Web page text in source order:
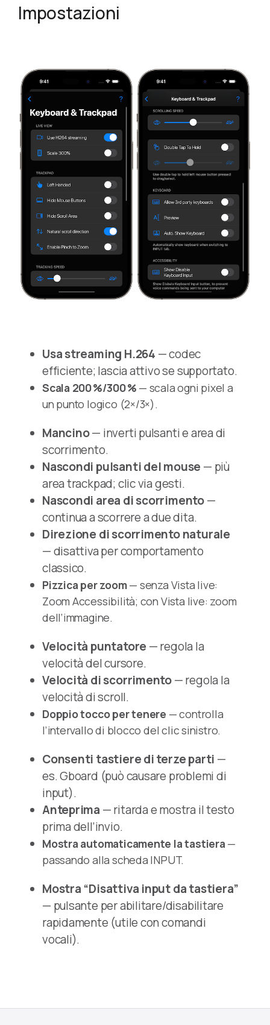
Impostazioni
Usa streaming H.264 — codec
efficiente; lascia attivo se supportato.
Scala 200 %/300 % — scala ogni pixel a
un punto logico (2×/3×).
Mancino— inverti pulsanti e area di
scorrimento.
Nascondi pulsanti del mouse — più
area trackpad; clic via gesti.
Nascondi area di scorrimento—
continua a scorrere a due dita.
Direzione di scorrimento naturale
— disattiva per comportamento
classico.
Pizzica per zoom— senza Vista live:
Zoom Accessibilità; con Vista live: zoom
dell’immagine.
Velocità puntatore — regola la
velocità del cursore.
Velocità di scorrimento— regola la
velocità di scroll.
Doppio tocco per tenere — controlla
l’intervallo di blocco del clic sinistro.
Consenti tastiere di terze parti —
es. Gboard (può causare problemi di
input).
Anteprima — ritarda e mostra il testo
prima dell’invio.
Mostra automaticamente la tastiera —
passando alla scheda INPUT.
Mostra “Disattiva input da tastiera”
— pulsante per abilitare/disabilitare
rapidamente (utile con comandi
vocali).